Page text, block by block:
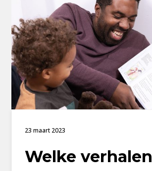
23 maart 2023
Welke verhalen